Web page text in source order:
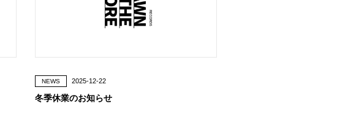
NEWS 2025-12-22
冬季休業のお知らせ